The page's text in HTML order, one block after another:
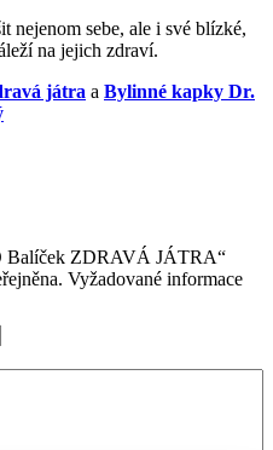
nejenom sebe, ale i své blízké,
na jejich zdraví.
játra a Bylinné kapky Dr.
Balíček ZDRAVÁ JÁTRA“
Vyžadované informace